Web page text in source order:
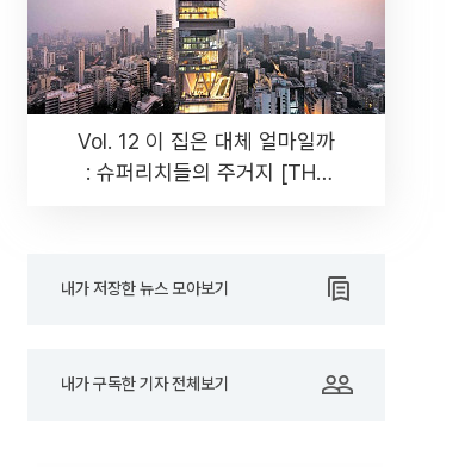
Vol. 12 이 집은 대체 얼마일까
: 슈퍼리치들의 주거지 [THE
내가 저장한 뉴스 모아보기
내가 구독한 기자 전체보기